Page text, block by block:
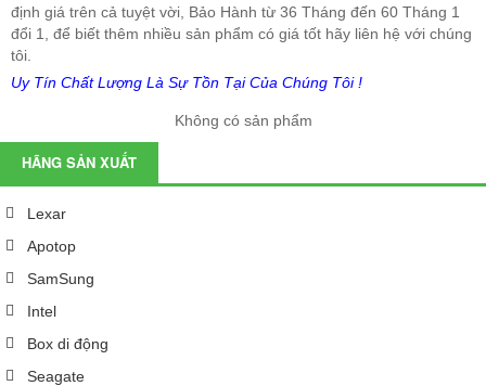
định giá trên cả tuyệt vời, Bảo Hành từ 36 Tháng đến 60 Tháng 1
đổi 1, để biết thêm nhiều sản phẩm có giá tốt hãy liên hệ với chúng
tôi.
Uy Tín Chất Lượng Là Sự Tồn Tại Của Chúng Tôi !
Không có sản phẩm
HÃNG SẢN XUẤT
Lexar
Apotop
SamSung
Intel
Box di động
Seagate